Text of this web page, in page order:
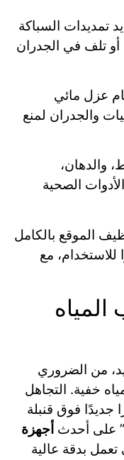
تمديدات السباكة
أو تلف في الجدران
عزل مائي
والجدران لمنع
والدهان،
الصحية
الموقع بالكامل
للاستخدام، مع
من الضروري
خفية. التجاهل
جديدًا فوق قنبلة
على أحدث أجهزة
تعمل بدقة عالية